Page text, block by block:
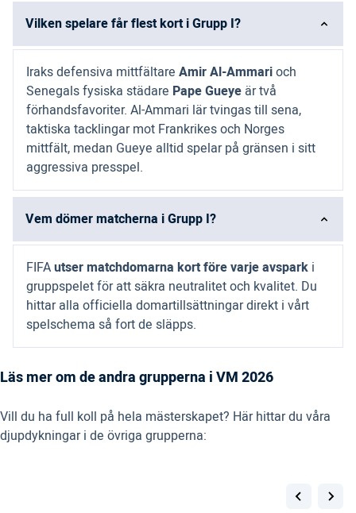
Vilken spelare får flest kort i Grupp I?
Iraks defensiva mittfältare Amir Al-Ammarioch
Senegals fysiska städare Pape Gueye är två
förhandsfavoriter. Al-Ammari lär tvingas till sena,
taktiska tacklingar mot Frankrikes och Norges
mittfält, medan Gueye alltid spelar på gränsen i sitt
aggressiva presspel.
Vem dömer matcherna i Grupp I?
FIFAutser matchdomarna kort före varje avspark i
gruppspelet för att säkra neutralitet och kvalitet. Du
hittar alla officiella domartillsättningar direkt i vårt
spelschema så fort de släpps.
Läs mer om de andra grupperna i VM 2026
Vill du ha full koll på hela mästerskapet? Här hittar du våra
djupdykningar i de övriga grupperna: